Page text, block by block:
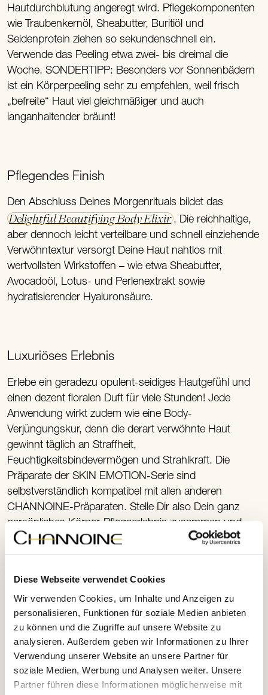
Diese Webseite verwendet Cookies
Wir verwenden Cookies, um Inhalte und Anzeigen zu
personalisieren, Funktionen für soziale Medien anbieten
zu können und die Zugriffe auf unsere Website zu
analysieren. Außerdem geben wir Informationen zu Ihrer
Verwendung unserer Website an unsere Partner für
soziale Medien, Werbung und Analysen weiter. Unsere
Partner führen diese Informationen möglicherweise mit
Hautdurchblutung angeregt wird. Pflegekomponenten
wie Traubenkernöl, Sheabutter, Buritiöl und
Seidenprotein ziehen so sekundenschnell ein.
Verwende das Peeling etwa zwei- bis dreimal die
Woche. SONDERTIPP: Besonders vor Sonnenbädern
ist ein Körperpeeling sehr zu empfehlen, weil frisch
„befreite“ Haut viel gleichmäßiger und auch
langanhaltender bräunt!
Pflegendes Finish
Den Abschluss Deines Morgenrituals bildet das
Delightful Beautifying Body Elixir. Die reichhaltige,
aber dennoch leicht verteilbare und schnell einziehende
Verwöhntextur versorgt Deine Haut nahtlos mit
wertvollsten Wirkstoffen – wie etwa Sheabutter,
Avocadoöl, Lotus- und Perlenextrakt sowie
hydratisierender Hyaluronsäure.
Luxuriöses Erlebnis
Erlebe ein geradezu opulent-seidiges Hautgefühl und
einen dezent floralen Duft für viele Stunden! Jede
Anwendung wirkt zudem wie eine Body-
Verjüngungskur, denn die derart verwöhnte Haut
gewinnt täglich an Straffheit,
Feuchtigkeitsbindevermögen und Strahlkraft. Die
Präparate der SKIN EMOTION-Serie sind
selbstverständlich kompatibel mit allen anderen
CHANNOINE-Präparaten. Stelle Dir also Dein ganz
persönliches Körper-Pflegeerlebnis zusammen und
freue Dich abends schon aufs Duschen am Morgen!
Übrigens:
Natürlich ist auch abendliches Duschen mit SKIN
EMOTION ein purer Genuss. Wundere Dich in
diesem Fall aber nicht, wenn Dein Partner Dich
ohne Umschweife für besonders unwiderstehlich